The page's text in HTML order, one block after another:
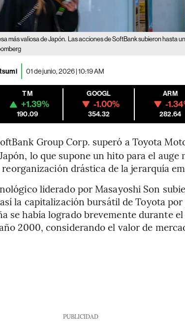
más valiosa de Japón. Las acciones de SoftBank subieron hasta
01 de junio, 2026 | 10:19 AM
TM
+1.39%
190.09
GOOGL
-1.00%
354.32
ARM
-
282.64
Group Corp. superó a Toyota
lo que supone un hito para el auge
drástica de la jerarquía
liderado por Masayoshi Son
la capitalización bursátil de Toyota
se había logrado brevemente durante
2000, considerando el valor de
PUBLICIDAD